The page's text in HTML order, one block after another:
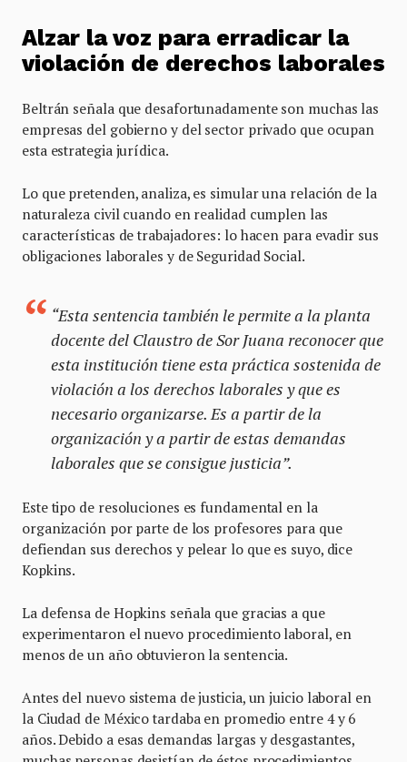
Alzar la voz para erradicar la
violación de derechos laborales
Beltrán señala que desafortunadamente son muchas las
empresas del gobierno y del sector privado que ocupan
esta estrategia jurídica.
Lo que pretenden, analiza, es simular una relación de la
naturaleza civil cuando en realidad cumplen las
características de trabajadores: lo hacen para evadir sus
obligaciones laborales y de Seguridad Social.
“Esta sentencia también le permite a la planta
docente del Claustro de Sor Juana reconocer que
esta institución tiene esta práctica sostenida de
violación a los derechos laborales y que es
necesario organizarse. Es a partir de la
organización y a partir de estas demandas
laborales que se consigue justicia”.
Este tipo de resoluciones es fundamental en la
organización por parte de los profesores para que
defiendan sus derechos y pelear lo que es suyo, dice
Kopkins.
La defensa de Hopkins señala que gracias a que
experimentaron el nuevo procedimiento laboral, en
menos de un año obtuvieron la sentencia.
Antes del nuevo sistema de justicia, un juicio laboral en
la Ciudad de México tardaba en promedio entre 4 y 6
años. Debido a esas demandas largas y desgastantes,